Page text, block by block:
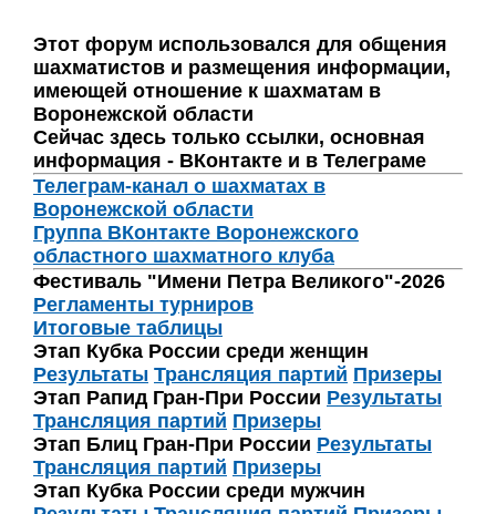
Этот форум использовался для общения
шахматистов и размещения информации,
имеющей отношение к шахматам в
Воронежской области
Сейчас здесь только ссылки, основная
информация - ВКонтакте и в Телеграме
Телеграм-канал о шахматах в
Воронежской области
Группа ВКонтакте Воронежского
областного шахматного клуба
Фестиваль "Имени Петра Великого"-2026
Регламенты турниров
Итоговые таблицы
Этап Кубка России среди женщин
Результаты Трансляция партий Призеры
Этап Рапид Гран-При России Результаты
Трансляция партий Призеры
Этап Блиц Гран-При России Результаты
Трансляция партий Призеры
Этап Кубка России среди мужчин